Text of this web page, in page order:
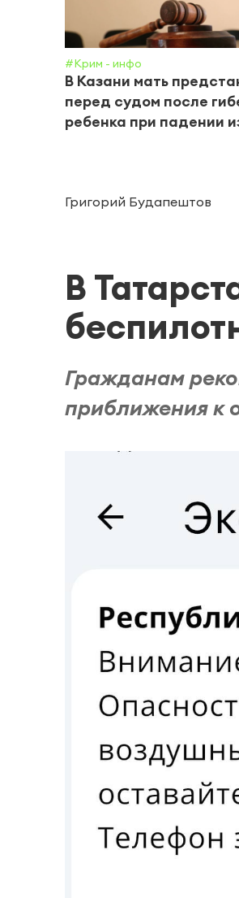
#Крим - инфо
В Казани мать
перед судом после
ребенка при падении
Григорий Будапештов
В
Гражданам
приближения к